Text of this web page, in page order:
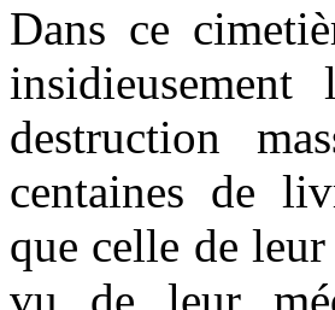
Dans ce
destruction
centaines de
que celle de
vu de leur